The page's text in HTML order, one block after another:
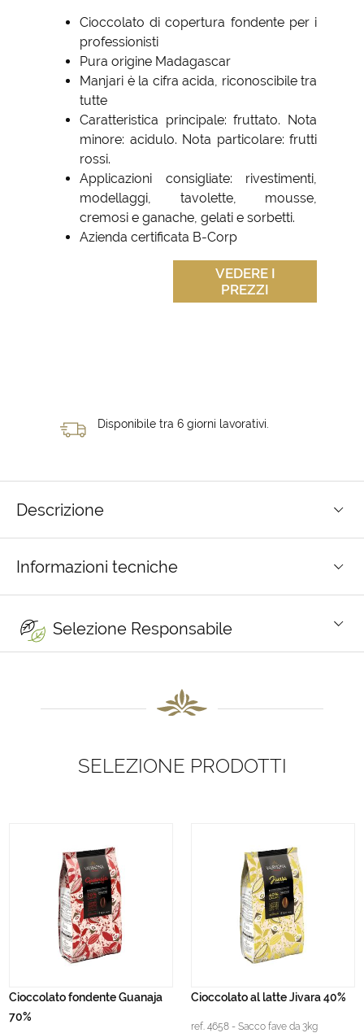
Cioccolato di copertura fondente per i
professionisti
Pura origine Madagascar
Manjari è la cifra acida, riconoscibile tra
tutte
Caratteristica principale: fruttato. Nota
minore: acidulo. Nota particolare: frutti
rossi.
Applicazioni consigliate: rivestimenti,
modellaggi, tavolette, mousse,
cremosi e ganache, gelati e sorbetti.
Azienda certificata B-Corp
VEDERE I
PREZZI
Disponibile tra 6 giorni lavorativi.
Descrizione
Informazioni tecniche
Selezione Responsabile
SELEZIONE PRODOTTI
Cioccolato fondente Guanaja
70%
Cioccolato al latte Jivara 40%
ref. 4658 - Sacco fave da 3kg